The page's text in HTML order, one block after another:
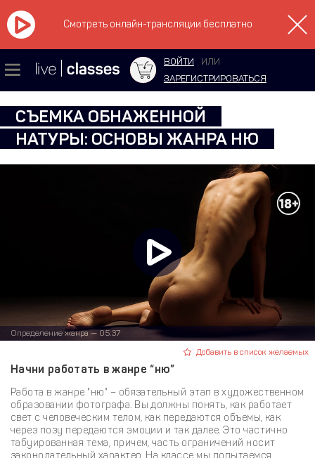
Смотреть онлайн-трансляции бесплатно
ВОЙТИ
ИЛИ
ЗАРЕГИСТРИРОВАТЬСЯ
СЪЕМКА ОБНАЖЕННОЙ
НАТУРЫ: ОСНОВЫ ЖАНРА НЮ
Определение жанра — 05:37
Добавить в список желаемых
Начни работать в жанре “ню”
Работа в жанре "ню" – обязательный этап в художественном
образовании фотографа. Вы должны понять, как работает
свет с человеческим телом, как передаются объемы, как
через позу передаются эмоции и так далее. Это частично
табуированная тема, причем, часть ограничений носит
законодательный характер. На классе мы попытаемся